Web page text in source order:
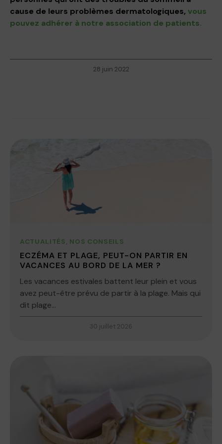
cause de leurs problèmes dermatologiques, vous
pouvez adhérer à notre association de patients.
28 juin 2022
ACTUALITÉS, NOS CONSEILS
ECZÉMA ET PLAGE, PEUT-ON PARTIR EN
VACANCES AU BORD DE LA MER ?
Les vacances estivales battent leur plein et vous
avez peut-être prévu de partir à la plage. Mais qui
dit plage...
30 juillet 2026